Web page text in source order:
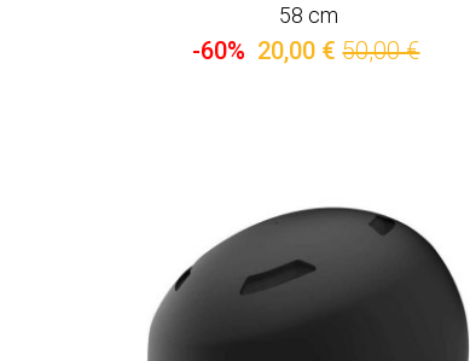
58 cm
-60% 20,00 € 50,00 €